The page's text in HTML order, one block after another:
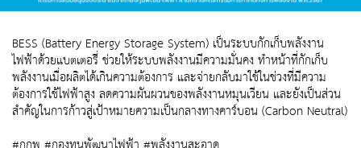
BESS (Battery Energy Storage System) เป็นระบบกักเก็บพลังงาน
ไฟฟ้าด้วยแบตเตอรี่ ช่วยให้ระบบพลังงานมีความมั่นคง ทำหน้าที่กักเก็บ
พลังงานเมื่อผลิตได้เกินความต้องการ และจ่ายกลับมาใช้ในช่วงที่มีความ
ต้องการใช้ไฟฟ้าสูง ลดความผันผวนของพลังงานหมุนเวียน และยังเป็นส่วน
สำคัญในการก้าวสู่เป้าหมายความเป็นกลางทางคาร์บอน (Carbon Neutral)